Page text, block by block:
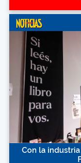
Con la